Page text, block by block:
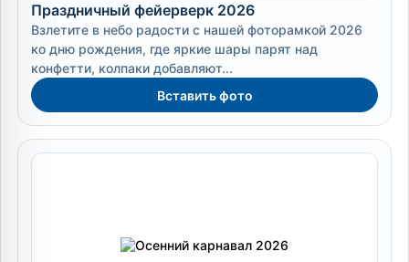
Праздничный фейерверк 2026
Взлетите в небо радости с нашей фоторамкой 2026
ко дню рождения, где яркие шары парят над
конфетти, колпаки добавляют...
Вставить фото